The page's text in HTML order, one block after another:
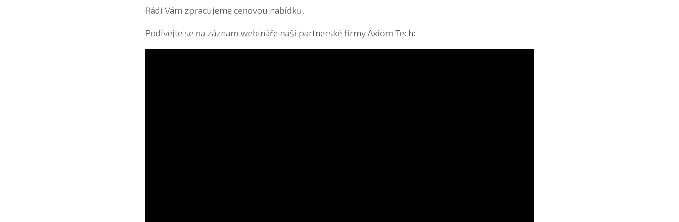
Rádi Vám zpracujeme cenovou nabídku.
Podívejte se na záznam webináře naší partnerské firmy Axiom Tech: